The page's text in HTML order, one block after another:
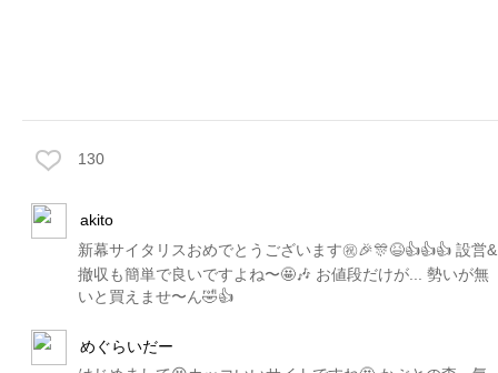
130
akito
新幕サイタリスおめでとうございます㊗️🎉🎊😆👍👍👍 設営&
撤収も簡単で良いですよね〜🤩🎶 お値段だけが... 勢いが無
いと買えませ〜ん🤣👍
めぐらいだー